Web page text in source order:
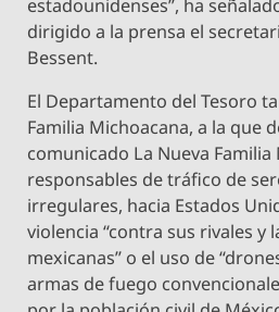
estadounidenses”, ha
dirigido a la prensa el
Bessent.
El Departamento del Tesoro
Familia Michoacana, a la que
comunicado La Nueva
responsables de tráfico de
irregulares, hacia Estados
violencia “contra sus rivales y
mexicanas” o el uso de
armas de fuego